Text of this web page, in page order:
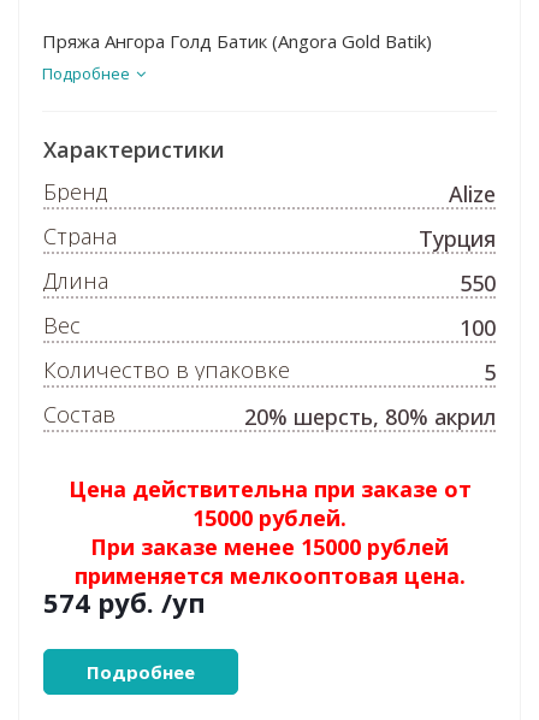
Пряжа Ангора Голд Батик (Angora Gold Batik)
Подробнее
Цена действительна при заказе от
15000 рублей.
При заказе менее 15000 рублей
применяется мелкооптовая цена.
574 руб. /уп
Подробнее
Характеристики
Бренд
Alize
Страна
Турция
Длина
550
Вес
100
Количество в упаковке
5
Состав
20% шерсть, 80% акрил